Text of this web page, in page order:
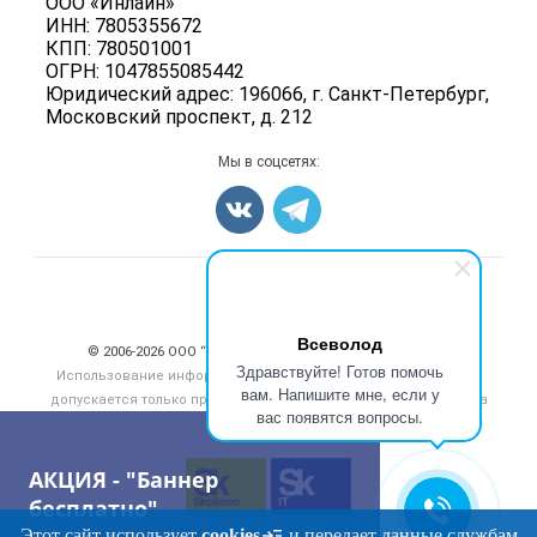
Всеволод
Здравствуйте! Готов помочь
вам. Напишите мне, если у
вас появятся вопросы.
АКЦИЯ - "Баннер
бесплатно"
ИНН: 7805355672
КПП: 780501001
ОГРН: 1047855085442
Юридический адрес: 196066, г. Санкт-Петербург,
Московский проспект, д. 212
Мониторинг
Вакансии
Мясные полуфабрикаты
Мясные снеки
Яйца
Карта объявлений
Мы в соцсетях:
© 2006‑2026 ООО “Инлайн”. 12+ Все права защищены.
Использование информации, размещенной на данном сайте,
допускается только при размещении активной гиперссылки на
meatinfo.ru